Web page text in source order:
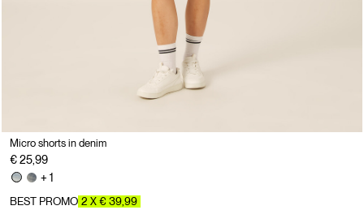
Micro shorts in denim
€ 25,99
+ 1
BEST PROMO 2 X € 39,99